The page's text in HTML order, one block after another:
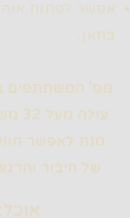
אפשר לפתוח
בחאן.
מס' המשתתפים
מנת לאפשר
של חיבור
אוכל: